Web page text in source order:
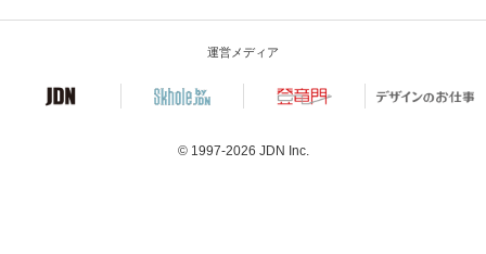
運営メディア
© 1997-2026 JDN Inc.